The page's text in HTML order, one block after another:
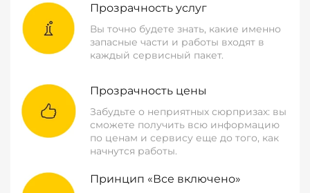
Прозрачность услуг
Вы точно будете знать, какие именно
запасные части и работы входят в
каждый сервисный пакет.
Прозрачность цены
Забудьте о неприятных сюрпризах: вы
сможете получить всю информацию
по ценам и сервису еще до того, как
начнутся работы.
Принцип «Все включено»